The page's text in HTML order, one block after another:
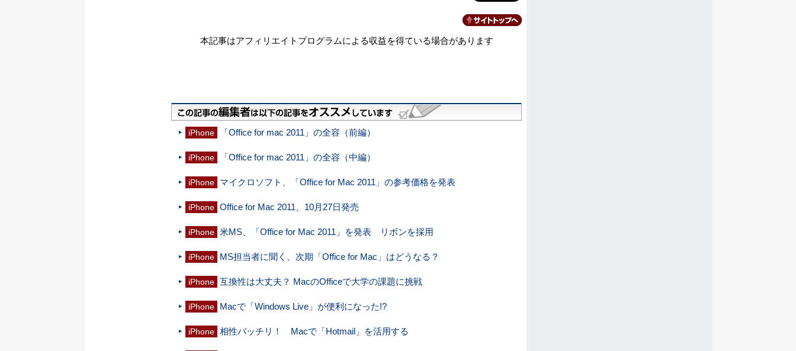
本記事はアフィリエイトプログラムによる収益を得ている場合があります
iPhone 「Office for mac 2011」の全容（前編）
iPhone 「Office for mac 2011」の全容（中編）
iPhone マイクロソフト、「Office for Mac 2011」の参考価格を発表
iPhone Office for Mac 2011、10月27日発売
iPhone 米MS、「Office for Mac 2011」を発表 リボンを採用
iPhone MS担当者に聞く、次期「Office for Mac」はどうなる？
iPhone 互換性は大丈夫？ MacのOfficeで大学の課題に挑戦
iPhone Macで「Windows Live」が便利になった!?
iPhone 相性バッチリ！ Macで「Hotmail」を活用する